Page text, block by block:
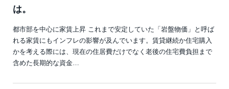
は。
都市部を中心に家賃上昇 これまで安定していた「岩盤物価」と呼ば
れる家賃にもインフレの影響が及んでいます。賃貸継続か住宅購入
かを考える際には、現在の住居費だけでなく老後の住宅費負担まで
含めた長期的な資金…